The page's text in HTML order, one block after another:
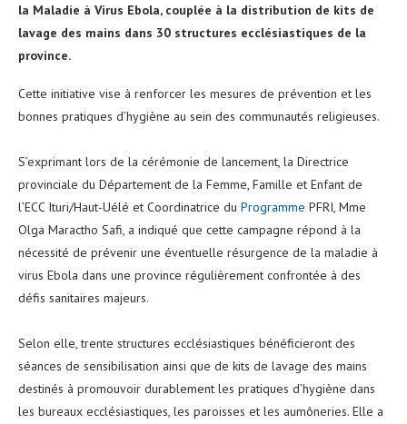
la Maladie à Virus Ebola, couplée à la distribution de kits de
lavage des mains dans 30 structures ecclésiastiques de la
province.
Cette initiative vise à renforcer les mesures de prévention et les
bonnes pratiques d’hygiène au sein des communautés religieuses.
‎S’exprimant lors de la cérémonie de lancement, la Directrice
provinciale du Département de la Femme, Famille et Enfant de
l’ECC Ituri/Haut-Uélé et Coordinatrice du Programme PFRI, Mme
Olga Maractho Safi, a indiqué que cette campagne répond à la
nécessité de prévenir une éventuelle résurgence de la maladie à
virus Ebola dans une province régulièrement confrontée à des
défis sanitaires majeurs.
‎Selon elle, trente structures ecclésiastiques bénéficieront des
séances de sensibilisation ainsi que de kits de lavage des mains
destinés à promouvoir durablement les pratiques d’hygiène dans
les bureaux ecclésiastiques, les paroisses et les aumôneries. Elle a